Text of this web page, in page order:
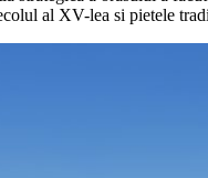
al XV-lea si pietele